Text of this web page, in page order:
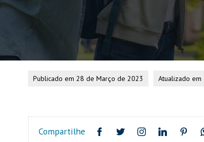
Publicado em 28 de Março de 2023 Atualizado
Compartilhe